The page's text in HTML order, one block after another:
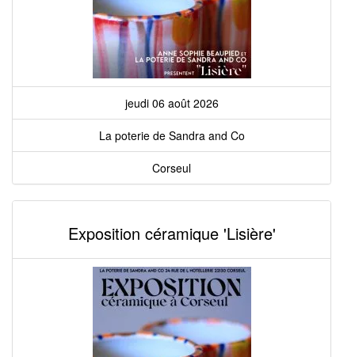
jeudi 06 août 2026
La poterie de Sandra and Co
Corseul
Exposition céramique 'Lisière'